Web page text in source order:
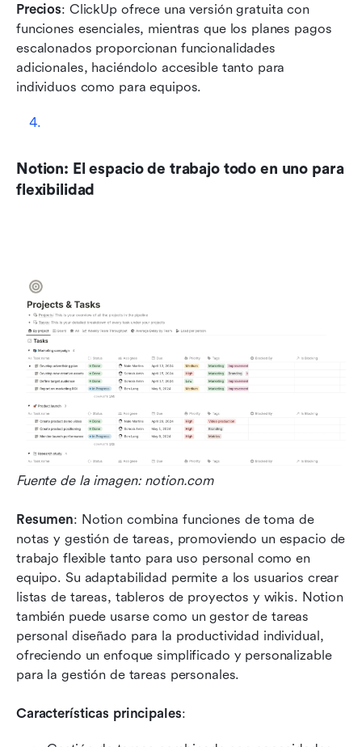
Precios: ClickUp ofrece una versión gratuita con
funciones esenciales, mientras que los planes pagos
escalonados proporcionan funcionalidades
adicionales, haciéndolo accesible tanto para
individuos como para equipos.
Notion: El espacio de trabajo todo en uno para
flexibilidad
Fuente de la imagen: notion.com
Resumen: Notion combina funciones de toma de
notas y gestión de tareas, promoviendo un espacio de
trabajo flexible tanto para uso personal como en
equipo. Su adaptabilidad permite a los usuarios crear
listas de tareas, tableros de proyectos y wikis. Notion
también puede usarse como un gestor de tareas
personal diseñado para la productividad individual,
ofreciendo un enfoque simplificado y personalizable
para la gestión de tareas personales.
Características principales: